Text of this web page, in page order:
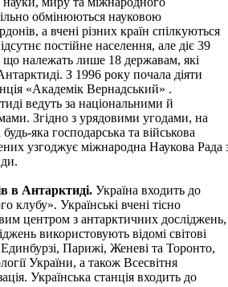
обмінюються науковою
а вчені різних країн спілкуються
постійне населення, але діє 39
що належать лише 18 державам, які
З 1996 року почала діяти
«Академік Вернадський» .
ведуть за національними й
Згідно з урядовими угодами, на
яка господарська та військова
узгоджує міжнародна Наукова Рада
в Антарктиді. Україна входить до
клубу». Українські вчені тісно
центром з антарктичних досліджень,
використовують відомі світові
Парижі, Женеві та Торонто,
України, а також Всесвітня
Українська станція входить до